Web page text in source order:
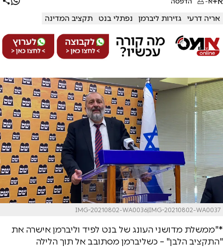
אריה דרעי גזירות ליברמן נפתלי בנט תקציב המדינה
IMG-20210802-WA0036|IMG-20210802-WA0037
*"ממשלת מדושני העונג של בנט לפיד וליברמן אישרה את
"התקציב הלבן" – כשליברמן מסתובב אל תוך הלילה